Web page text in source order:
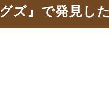
ズ』で発見し